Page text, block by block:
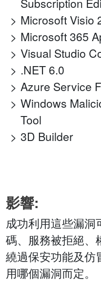
Subscription
Microsoft Visio
Microsoft 365
Visual Studio
.NET 6.0
Azure Service
Windows
Tool
3D Builder
影響:
成功利用這些漏洞
碼、服務被拒絕、
繞過保安功能及仿
用哪個漏洞而定。